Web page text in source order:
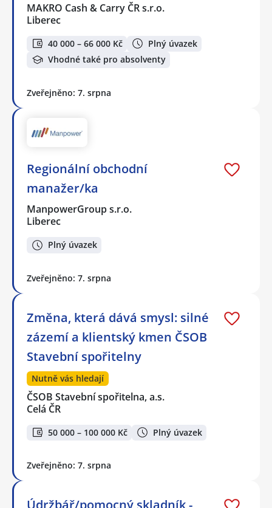
MAKRO Cash & Carry ČR s.r.o.
Liberec
40 000 – 66 000 Kč
Plný úvazek
Vhodné také pro absolventy
Zveřejněno: 7. srpna
Regionální obchodní
manažer/ka
ManpowerGroup s.r.o.
Liberec
Plný úvazek
Zveřejněno: 7. srpna
Změna, která dává smysl: silné
zázemí a klientský kmen ČSOB
Stavební spořitelny
Nutně vás hledají
ČSOB Stavební spořitelna, a.s.
Celá ČR
50 000 – 100 000 Kč Plný úvazek
Zveřejněno: 7. srpna